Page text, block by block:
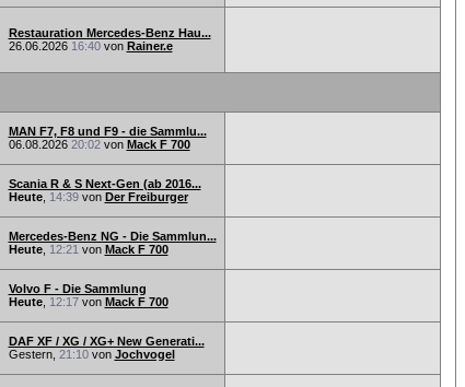
Restauration Mercedes-Benz Hau...
26.06.2026 16:40von Rainer.e
MAN F7, F8 und F9 - die Sammlu...
06.08.2026 20:02von Mack F 700
Scania R & S Next-Gen (ab 2016...
Heute, 14:39von Der Freiburger
Mercedes-Benz NG - Die Sammlun...
Heute, 12:21 von Mack F 700
Volvo F - Die Sammlung
Heute, 12:17von Mack F 700
DAF XF / XG / XG+ New Generati...
Gestern, 21:10von Jochvogel